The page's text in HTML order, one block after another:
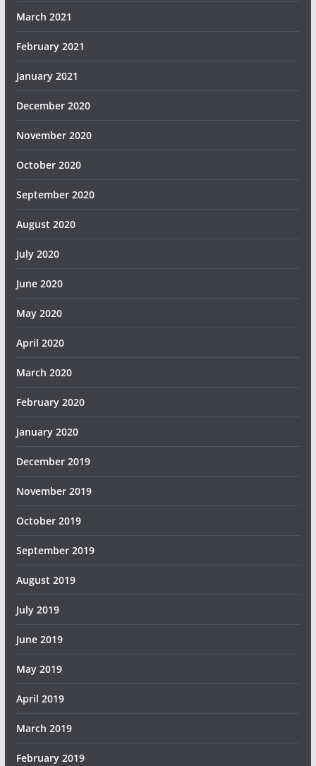
March 2021
February 2021
January 2021
December 2020
November 2020
October 2020
September 2020
August 2020
July 2020
June 2020
May 2020
April 2020
March 2020
February 2020
January 2020
December 2019
November 2019
October 2019
September 2019
August 2019
July 2019
June 2019
May 2019
April 2019
March 2019
February 2019